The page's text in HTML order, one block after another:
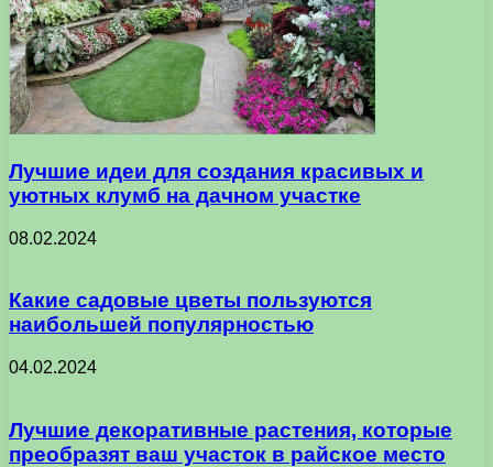
Лучшие идеи для создания красивых и
уютных клумб на дачном участке
08.02.2024
Какие садовые цветы пользуются
наибольшей популярностью
04.02.2024
Лучшие декоративные растения, которые
преобразят ваш участок в райское место